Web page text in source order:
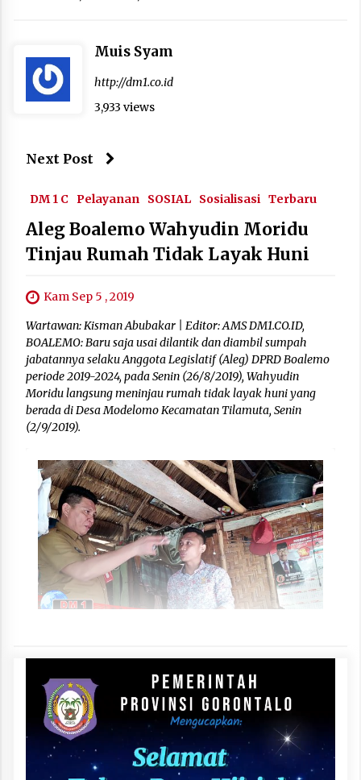
Muis Syam
http://dm1.co.id
3,933 views
Next Post
DM 1 C Pelayanan SOSIAL Sosialisasi Terbaru
Aleg Boalemo Wahyudin Moridu
Tinjau Rumah Tidak Layak Huni
Kam Sep 5 , 2019
Wartawan: Kisman Abubakar | Editor: AMS DM1.CO.ID,
BOALEMO: Baru saja usai dilantik dan diambil sumpah
jabatannya selaku Anggota Legislatif (Aleg) DPRD Boalemo
periode 2019-2024, pada Senin (26/8/2019), Wahyudin
Moridu langsung meninjau rumah tidak layak huni yang
berada di Desa Modelomo Kecamatan Tilamuta, Senin
(2/9/2019).